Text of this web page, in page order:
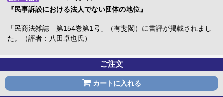
『民事訴訟における法人でない団体の地位』
「民商法雑誌 第154巻第1号」（有斐閣）に書評が掲載されまし
た。（評者：八田卓也氏）
ご注文
カートに入れる